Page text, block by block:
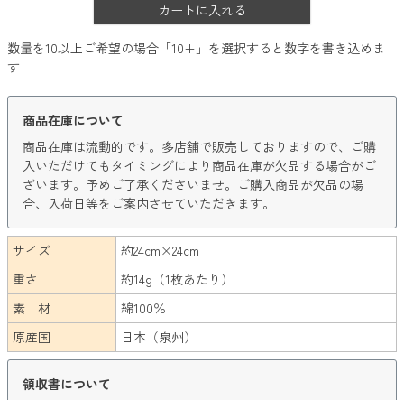
カートに入れる
数量を10以上ご希望の場合「10+」を選択すると数字を書き込めま
す
商品在庫について
商品在庫は流動的です。多店舗で販売しておりますので、ご購
入いただけてもタイミングにより商品在庫が欠品する場合がご
ざいます。予めご了承くださいませ。ご購入商品が欠品の場
合、入荷日等をご案内させていただきます。
サイズ
約24cm×24cm
重さ
約14g（1枚あたり）
素 材
綿100％
原産国
日本（泉州）
領収書について